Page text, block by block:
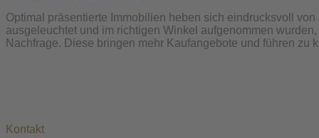
Optimal präsentierte Immobilien heben sich eindrucksvoll
ausgeleuchtet und im richtigen Winkel aufgenommen
Nachfrage. Diese bringen mehr Kaufangebote und führen zu
Kontakt